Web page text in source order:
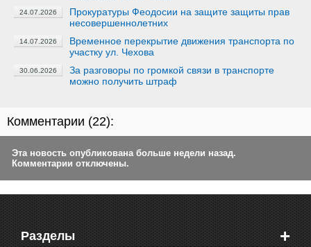
24.07.2026
Прокуратуры Феодосии на защите защиты прав
несовершеннолетних
14.07.2026
Временное перекрытие движения транспорта по
участку ул. Чехова
30.06.2026
За разговоры по громкой связи в транспорте
можно получить штраф
Комментарии (22):
Эта новость опубликована больше недели назад.
Комментарии отключены.
Разделы +